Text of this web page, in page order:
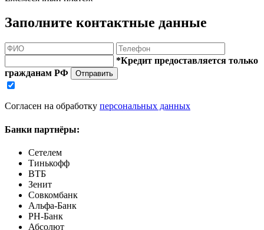
Заполните контактные данные
*Кредит предоставляется только
гражданам РФ
Отправить
Согласен на обработку персональных данных
Банки партнёры:
Сетелем
Тинькофф
ВТБ
Зенит
Совкомбанк
Альфа-Банк
РН-Банк
Абсолют